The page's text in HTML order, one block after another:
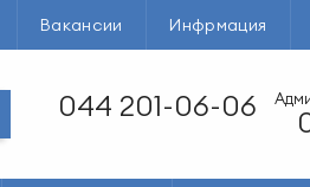
Вакансии Инфрмация
044 201-06-06